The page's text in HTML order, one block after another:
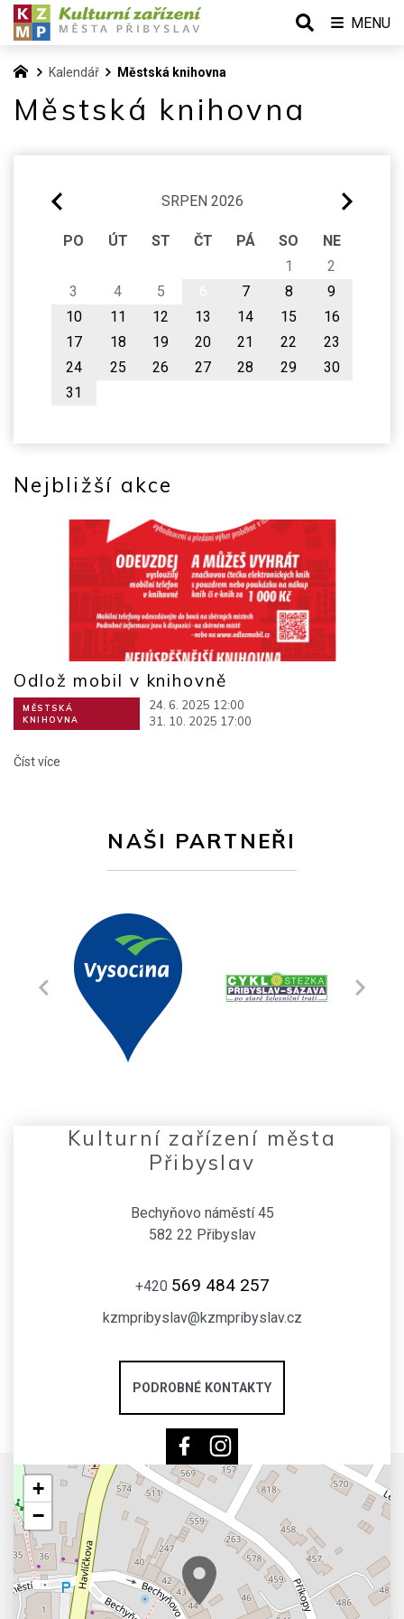
Kalendář Městská knihovna
Městská knihovna
SRPEN 2026
PO ÚT ST ČT PÁ SO
NE
1
2
3
4 5 7 8
9
10
11 12 13 14 15
16
17
18 19 20 21 22
23
24
25 26 27 28 29
30
31
Nejbližší akce
MĚSTSKÁ
KNIHOVNA
24. 6. 2025 12:00
31. 10. 2025 17:00
Odlož mobil v knihovně
Číst více
NAŠI PARTNEŘI
Kulturní zařízení města
Přibyslav
Bechyňovo náměstí 45
582 22 Přibyslav
+420 569 484 257
kzmpribyslav@kzmpribyslav.cz
PODROBNÉ KONTAKTY
+
−
MENU